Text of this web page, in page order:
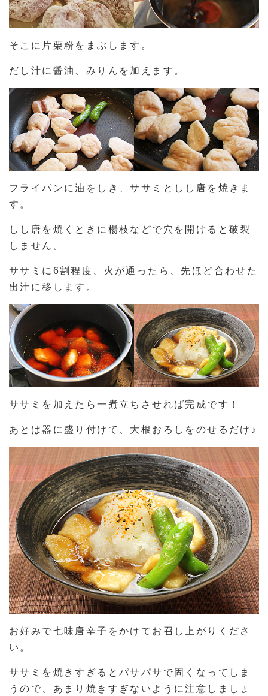
そこに片栗粉をまぶします。
だし汁に醤油、みりんを加えます。
フライパンに油をしき、ササミとしし唐を焼きま
す。
しし唐を焼くときに楊枝などで穴を開けると破裂
しません。
ササミに6割程度、火が通ったら、先ほど合わせた
出汁に移します。
ササミを加えたら一煮立ちさせれば完成です！
あとは器に盛り付けて、大根おろしをのせるだけ♪
お好みで七味唐辛子をかけてお召し上がりくださ
い。
ササミを焼きすぎるとパサパサで固くなってしま
うので、あまり焼きすぎないように注意しましょ